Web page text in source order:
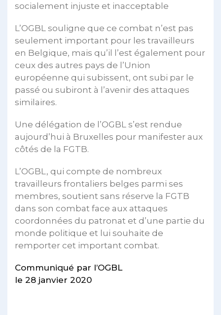
socialement injuste et inacceptable
L’OGBL souligne que ce combat n’est pas
seulement important pour les travailleurs
en Belgique, mais qu’il l’est également pour
ceux des autres pays de l’Union
européenne qui subissent, ont subi par le
passé ou subiront à l’avenir des attaques
similaires.
Une délégation de l’OGBL s’est rendue
aujourd’hui à Bruxelles pour manifester aux
côtés de la FGTB.
L’OGBL, qui compte de nombreux
travailleurs frontaliers belges parmi ses
membres, soutient sans réserve la FGTB
dans son combat face aux attaques
coordonnées du patronat et d’une partie du
monde politique et lui souhaite de
remporter cet important combat.
Communiqué par l’OGBL
le 28 janvier 2020